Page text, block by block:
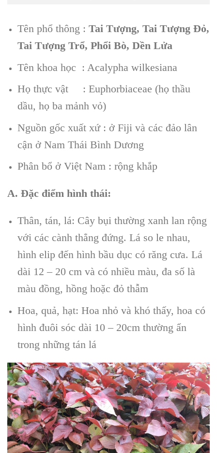
Tên phổ thông : Tai Tượng, Tai Tượng Đỏ,
Tai Tượng Trổ, Phổi Bò, Dền Lửa
Tên khoa học : Acalypha wilkesiana
Họ thực vật : Euphorbiaceae (họ thầu
dầu, họ ba mảnh vỏ)
Nguồn gốc xuất xứ : ở Fiji và các đảo lân
cận ở Nam Thái Bình Dương
Phân bổ ở Việt Nam : rộng khắp
A. Đặc điểm hình thái:
Thân, tán, lá: Cây bụi thường xanh lan rộng
với các cành thẳng đứng. Lá so le nhau,
hình elip đến hình bầu dục có răng cưa. Lá
dài 12 – 20 cm và có nhiều màu, đa số là
màu đồng, hồng hoặc đỏ thẫm
Hoa, quả, hạt: Hoa nhỏ và khó thấy, hoa có
hình đuôi sóc dài 10 – 20cm thường ẩn
trong những tán lá